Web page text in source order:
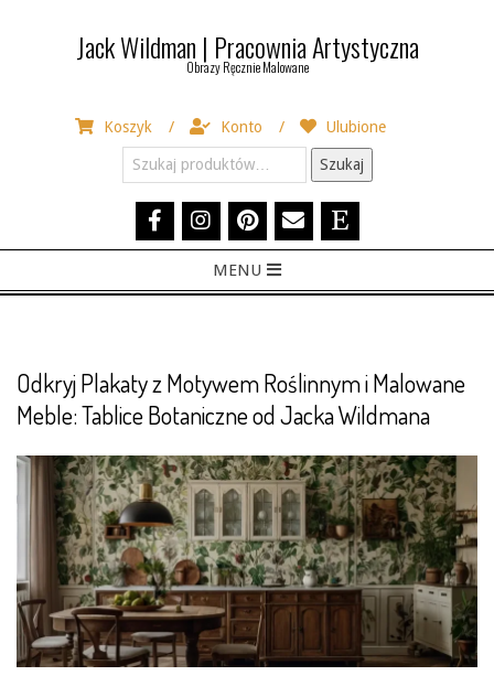
Jack Wildman | Pracownia Artystyczna
Obrazy Ręcznie Malowane
Koszyk Konto
Ulubione
Szukaj:
Szukaj
Navigation
MENU
Odkryj Plakaty z Motywem Roślinnym i Malowane
Meble: Tablice Botaniczne od Jacka Wildmana